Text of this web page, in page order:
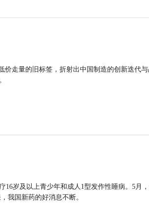
价走量的旧标签，折射出中国制造的创新迭代
16岁及以上青少年和成人1型发作性睡病。5月
我国新药的好消息不断。